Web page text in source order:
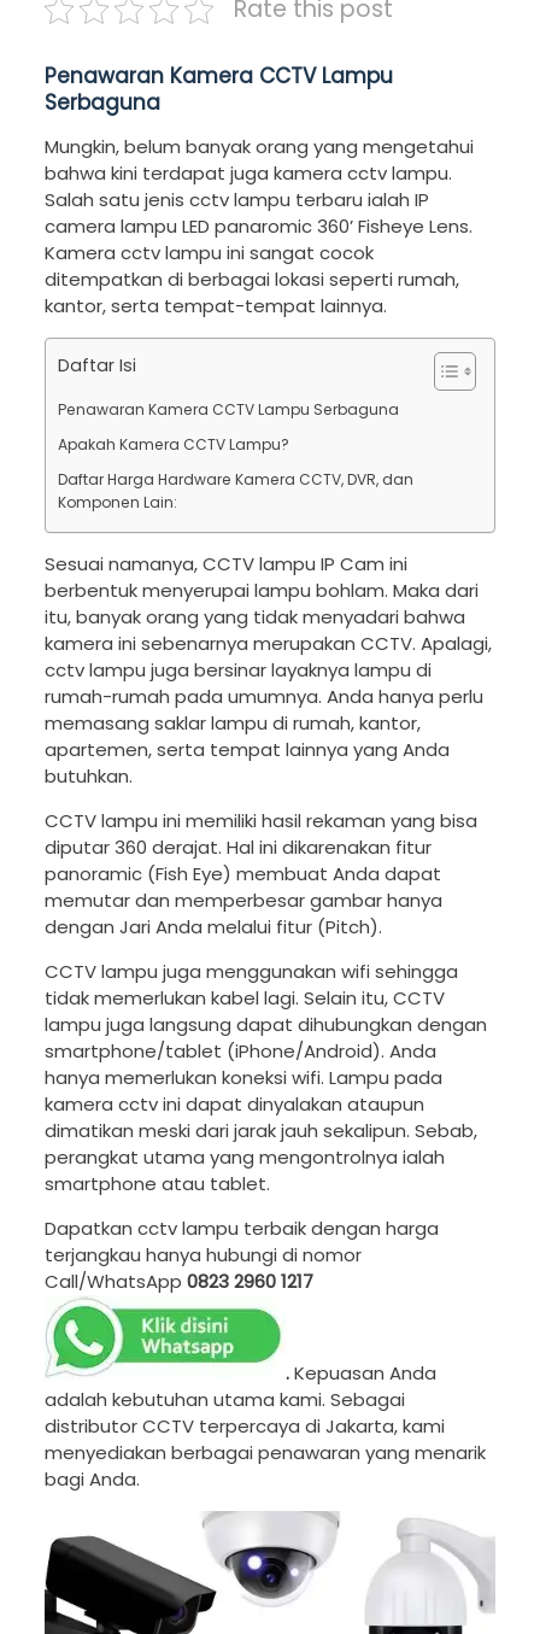
Rate this post
Penawaran Kamera CCTV Lampu
Serbaguna
Mungkin, belum banyak orang yang mengetahui
bahwa kini terdapat juga kamera cctv lampu.
Salah satu jenis cctv lampu terbaru ialah IP
camera lampu LED panaromic 360’ Fisheye Lens.
Kamera cctv lampu ini sangat cocok
ditempatkan di berbagai lokasi seperti rumah,
kantor, serta tempat-tempat lainnya.
Daftar Isi
Penawaran Kamera CCTV Lampu Serbaguna
Apakah Kamera CCTV Lampu?
Daftar Harga Hardware Kamera CCTV, DVR, dan
Komponen Lain:
Sesuai namanya, CCTV lampu IP Cam ini
berbentuk menyerupai lampu bohlam. Maka dari
itu, banyak orang yang tidak menyadari bahwa
kamera ini sebenarnya merupakan CCTV. Apalagi,
cctv lampu juga bersinar layaknya lampu di
rumah-rumah pada umumnya. Anda hanya perlu
memasang saklar lampu di rumah, kantor,
apartemen, serta tempat lainnya yang Anda
butuhkan.
CCTV lampu ini memiliki hasil rekaman yang bisa
diputar 360 derajat. Hal ini dikarenakan fitur
panoramic (Fish Eye) membuat Anda dapat
memutar dan memperbesar gambar hanya
dengan Jari Anda melalui fitur (Pitch).
CCTV lampu juga menggunakan wifi sehingga
tidak memerlukan kabel lagi. Selain itu, CCTV
lampu juga langsung dapat dihubungkan dengan
smartphone/tablet (iPhone/Android). Anda
hanya memerlukan koneksi wifi. Lampu pada
kamera cctv ini dapat dinyalakan ataupun
dimatikan meski dari jarak jauh sekalipun. Sebab,
perangkat utama yang mengontrolnya ialah
smartphone atau tablet.
Dapatkan cctv lampu terbaik dengan harga
terjangkau hanya hubungi di nomor
Call/WhatsApp 0823 2960 1217
.Kepuasan Anda
adalah kebutuhan utama kami. Sebagai
distributor CCTV terpercaya di Jakarta, kami
menyediakan berbagai penawaran yang menarik
bagi Anda.